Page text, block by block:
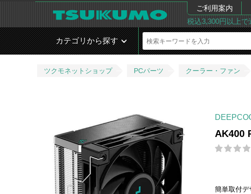
ご利用案内
税込3,300円以上で
カテゴリから探す
ツクモネットショップ PCパーツ クーラー・ファン
AK400
簡単取付デ